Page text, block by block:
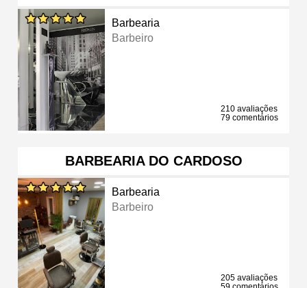
Barbearia
Barbeiro
210 avaliações
79 comentários
BARBEARIA DO CARDOSO
Barbearia
Barbeiro
205 avaliações